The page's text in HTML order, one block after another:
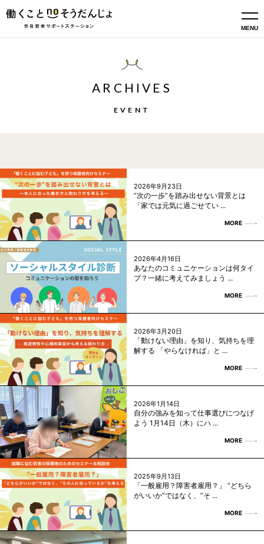
MENU
ARCHIVES
EVENT
2026年9月23日
“次の一歩”を踏み出せない背景とは
「家では元気に過ごせてい ...
MORE
2026年4月16日
あなたのコミュニケーションは何タイ
プ？一緒に考えてみましょう ...
MORE
2026年3月20日
「動けない理由」を知り、気持ちを理
解する 「やらなければ」と ...
MORE
2026年1月14日
自分の強みを知って仕事選びにつなげ
よう 1月14日（木）にハ ...
MORE
2025年9月13日
「一般雇用？障害者雇用？」 ”どちら
がいいか”ではなく、”そ ...
MORE